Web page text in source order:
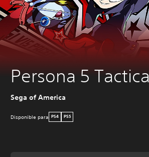
Persona 5 Tactica
Sega of America
Disponible para PS4 PS5